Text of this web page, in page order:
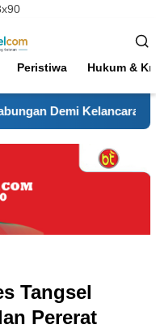
Peristiwa Hukum &
Kelancaran Lalu Lintas
Tangsel
Pererat